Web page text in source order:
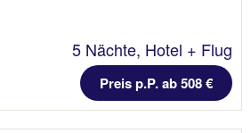
5 Nächte, Hotel + Flug
Preis p.P. ab 508 €